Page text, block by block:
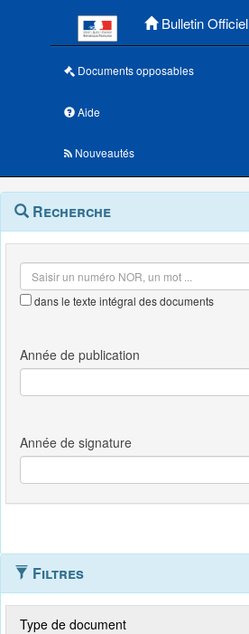
Bulletin Officiel
Documents opposables
Aide
Nouveautés
Navigation
outils
Menu
contextuel
Recherche
dans le texte intégral des documents
Filtres
Type de document